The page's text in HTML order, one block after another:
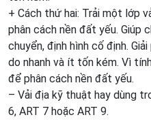
+ Cách thứ hai: Trải một lớp
phân cách nền đất yếu. Giúp
chuyển, định hình cố định.
do nhanh và ít tốn kém. Vì
để phân cách nền đất yếu.
– Vải địa kỹ thuật hay dùng
6, ART 7 hoặc ART 9.